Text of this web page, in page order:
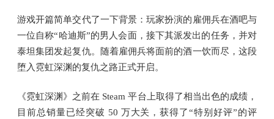
游戏开篇简单交代了一下背景：玩家扮演的雇佣兵在酒吧与
一位自称“哈迪斯”的男人会面，接下其派发出的任务，并对
泰坦集团发起复仇。随着雇佣兵将面前的酒一饮而尽，这段
堕入霓虹深渊的复仇之路正式开启。
《霓虹深渊》之前在 Steam 平台上取得了相当出色的成绩，
目前总销量已经突破 50 万大关，获得了“特别好评”的评